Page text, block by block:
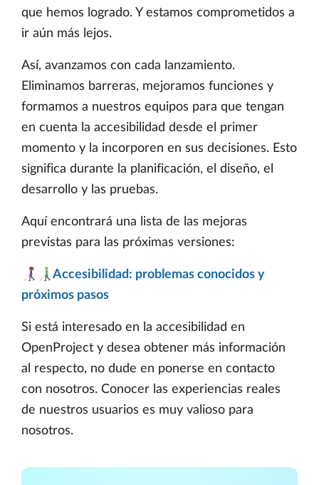
que hemos logrado. Y estamos comprometidos a
ir aún más lejos.
Así, avanzamos con cada lanzamiento.
Eliminamos barreras, mejoramos funciones y
formamos a nuestros equipos para que tengan
en cuenta la accesibilidad desde el primer
momento y la incorporen en sus decisiones. Esto
significa durante la planificación, el diseño, el
desarrollo y las pruebas.
Aquí encontrará una lista de las mejoras
previstas para las próximas versiones:
👩🏾‍🦯👨🏼‍🦯Accesibilidad: problemas conocidos y
próximos pasos
Si está interesado en la accesibilidad en
OpenProject y desea obtener más información
al respecto, no dude en ponerse en contacto
con nosotros. Conocer las experiencias reales
de nuestros usuarios es muy valioso para
nosotros.